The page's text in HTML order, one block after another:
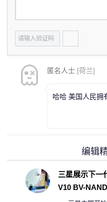
匿名人士 [荷兰]
哈哈 美国人民拥
编辑
三星展示下一
V10 BV-